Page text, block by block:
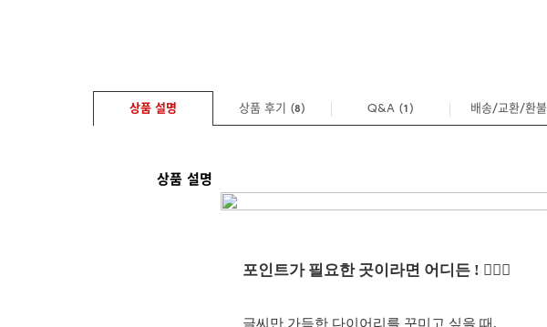
상품 설명 상품 후기 (8) Q&A (1 ) 배송/교환/환불
상품 설명